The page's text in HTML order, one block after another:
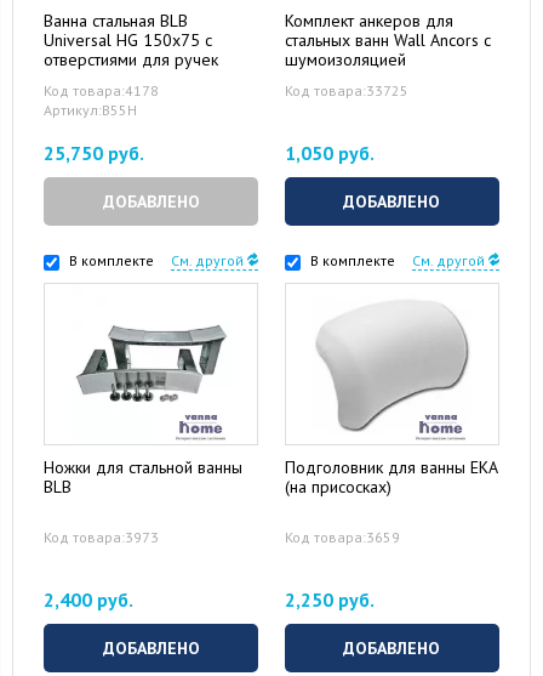
Ванна стальная BLB
Universal HG 150x75 с
отверстиями для ручек
Код товара:4178
Артикул:B55H
25,750 руб.
ДОБАВЛЕНО
Комплект анкеров для
стальных ванн Wall Ancors с
шумоизоляцией
Код товара:33725
1,050 руб.
ДОБАВЛЕНО
В комплекте См. другой
Ножки для стальной ванны
BLB
Код товара:3973
2,400 руб.
ДОБАВЛЕНО
В комплекте См. другой
Подголовник для ванны EKA
(на присосках)
Код товара:3659
2,250 руб.
ДОБАВЛЕНО